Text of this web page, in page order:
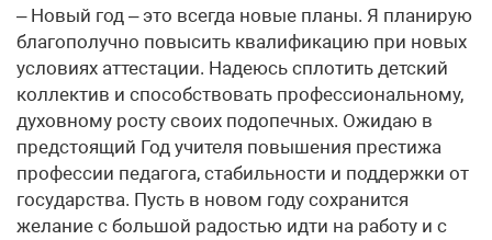
– Новый год – это всегда новые планы. Я планирую
благополучно повысить квалификацию при новых
условиях аттестации. Надеюсь сплотить детский
коллектив и способствовать профессиональному,
духовному росту своих подопечных. Ожидаю в
предстоящий Год учителя повышения престижа
профессии педагога, стабильности и поддержки от
государства. Пусть в новом году сохранится
желание с большой радостью идти на работу и c